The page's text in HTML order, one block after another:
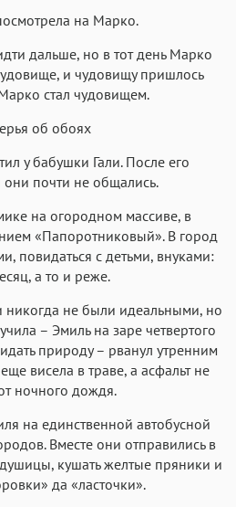
Menlo
Аа
SF Mono
на Марко.
дальше, но в тот день Марко
и чудовищу пришлось
Марко стал чудовищем.
об обоях
у бабушки Гали. После его
они почти не общались.
на огородном массиве, в
«Папоротниковый». В город
повидаться с детьми, внуками:
а то и реже.
никогда не были идеальными, но
– Эмиль на заре четвертого
природу – рванул утренним
висела в траве, а асфальт не
ночного дождя.
на единственной автобусной
Вместе они отправились в
кушать желтые пряники и
да «ласточки».